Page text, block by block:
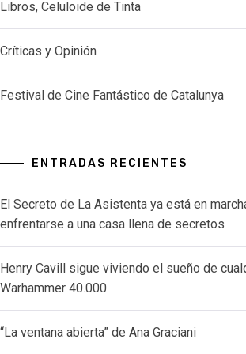
Libros, Celuloide de Tinta
Críticas y Opinión
Festival de Cine Fantástico de Catalunya
ENTRADAS RECIENTES
El Secreto de La Asistenta ya está en
enfrentarse a una casa llena de secretos
Henry Cavill sigue viviendo el sueño de
Warhammer 40.000
“La ventana abierta” de Ana Graciani